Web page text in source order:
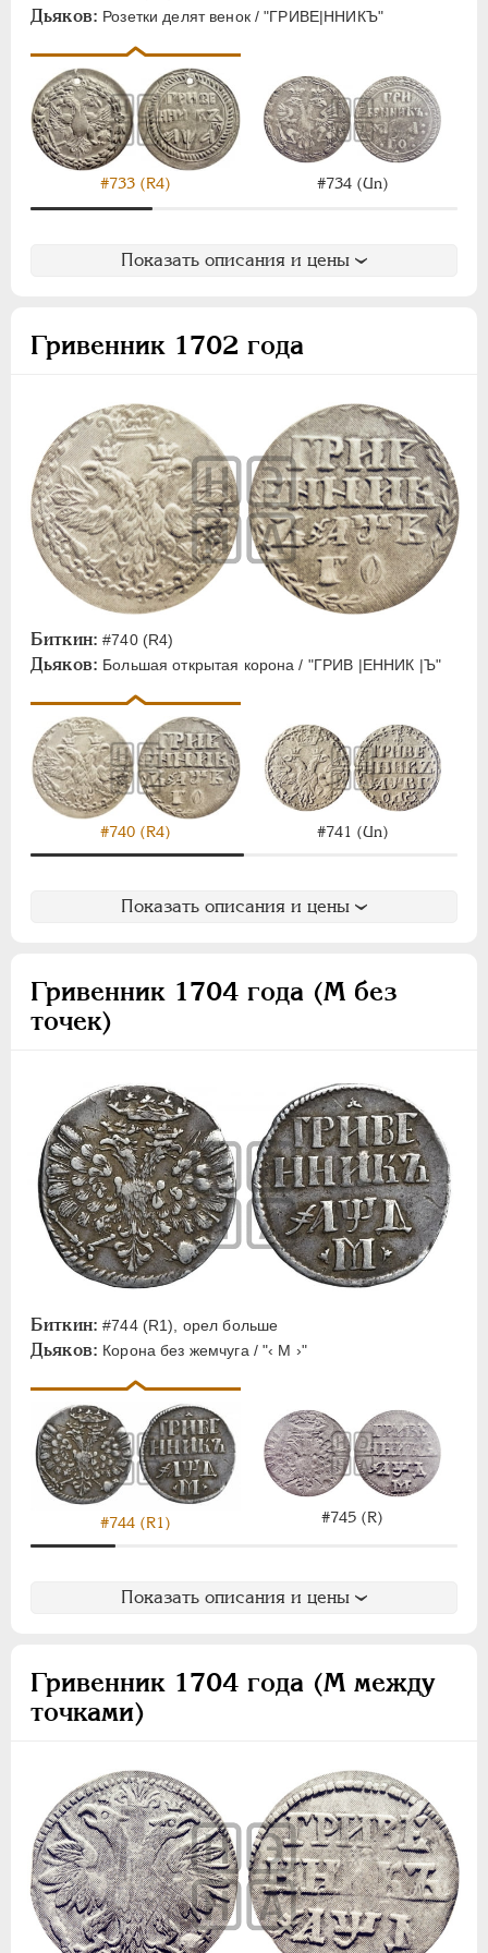
Дьяков: Розетки делят венок / "ГРИВЕ|ННИКЪ"
#733 (R4) #734 (Un)
Показать описания и цены
Гривенник 1702 года
Биткин: #740 (R4)
Дьяков: Большая открытая корона / "ГРИВ |ЕННИК |Ъ"
#740 (R4) #741 (Un)
Показать описания и цены
Гривенник 1704 года (М без
точек)
Биткин: #744 (R1), орел больше
Дьяков: Корона без жемчуга / "‹ М ›"
#744 (R1) #745 (R)
Показать описания и цены
Гривенник 1704 года (М между
точками)
ПЕТР III
1762-1762
ЕКАТЕРИНА II 1762-1796
ПАВЕЛ I 1796-1801
АЛЕКСАНДР I 1801-1825
НИКОЛАЙ I 1826-1855
АЛЕКСАНДР II 1855-1881
АЛЕКСАНДР III